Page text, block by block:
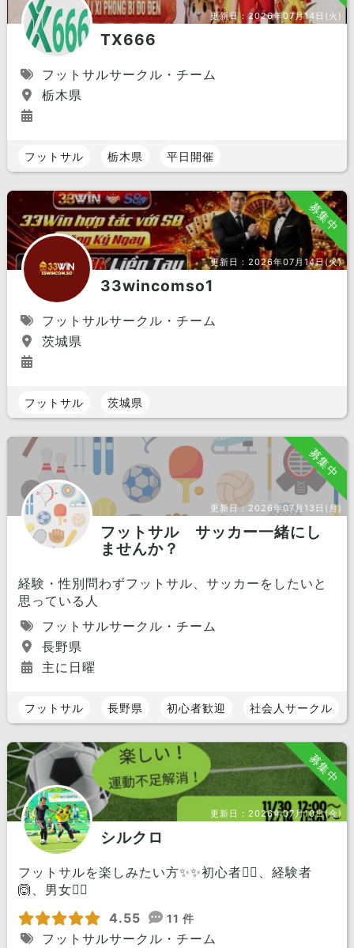
更新日：2026年07月14日(火)
TX666
フットサルサークル・チーム
栃木県
フットサル 栃木県 平日開催
募集中
更新日：2026年07月14日(火)
33wincomso1
フットサルサークル・チーム
茨城県
フットサル 茨城県
募集中
更新日： 2026年07月13日(月)
フットサル サッカー一緒にし
ませんか？
経験・性別問わずフットサル、サッカーをしたいと
思っている人
フットサルサークル・チーム
長野県
主に日曜
フットサル 長野県 初心者歓迎 社会人サークル
募集中
更新日：2026年07月10日(金)
シルクロ
フットサルを楽しみたい方✨✨初心者🙆‍♂️、経験者
🙆、男女🙆‍♀️
4.55
11 件
フットサルサークル・チーム